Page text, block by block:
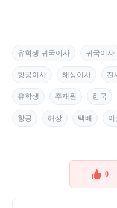
유학생 귀국이사 귀국이사
항공이사 해상이사 전
유학생 주재원 한국
항공 해상 택배 이
0